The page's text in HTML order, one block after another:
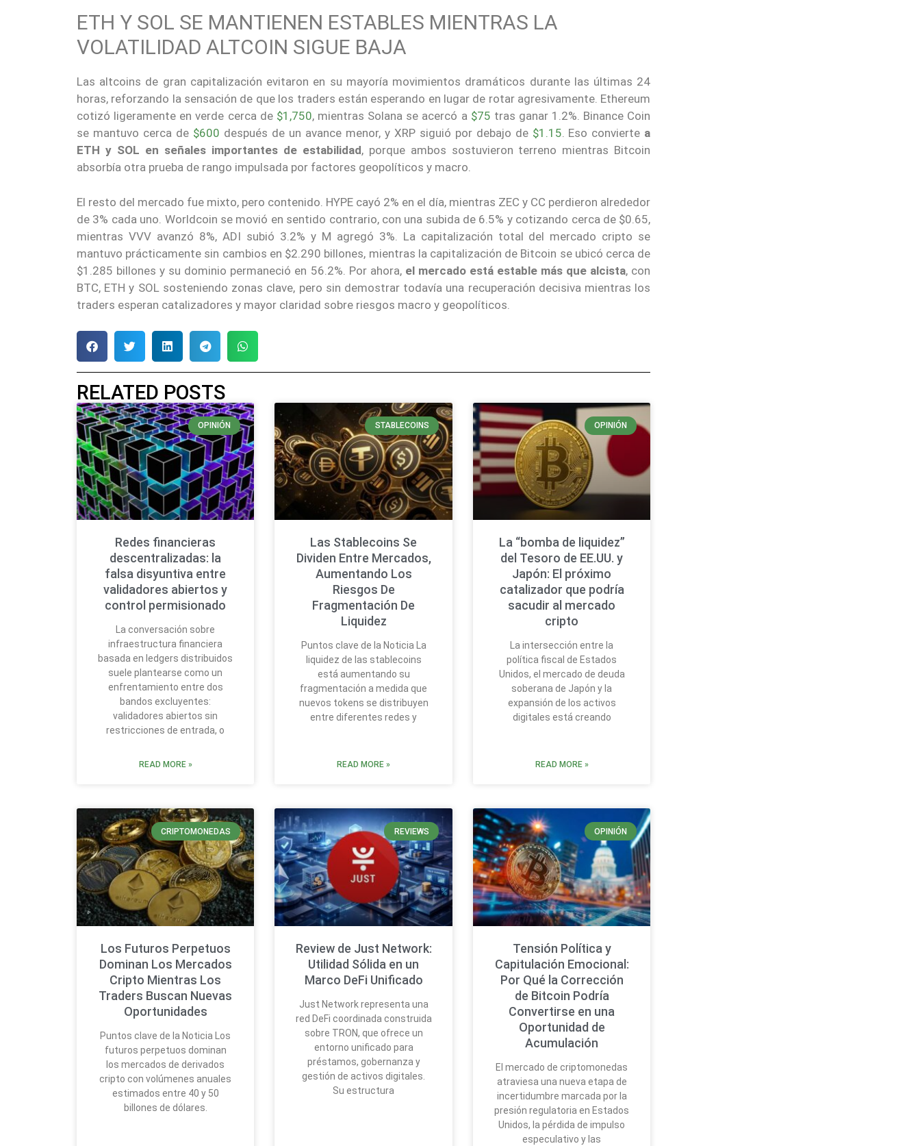
ETH Y SOL SE MANTIENEN ESTABLES MIENTRAS LA
VOLATILIDAD ALTCOIN SIGUE BAJA
Las altcoins de gran capitalización evitaron en su mayoría movimientos dramáticos durante las últimas 24
horas, reforzando la sensación de que los traders están esperando en lugar de rotar agresivamente. Ethereum
cotizó ligeramente en verde cerca de $1,750, mientras Solana se acercó a $75 tras ganar 1.2%. Binance Coin
se mantuvo cerca de $600 después de un avance menor, y XRP siguió por debajo de $1.15. Eso convierte a
ETH y SOL en señales importantes de estabilidad, porque ambos sostuvieron terreno mientras Bitcoin
absorbía otra prueba de rango impulsada por factores geopolíticos y macro.
El resto del mercado fue mixto, pero contenido. HYPE cayó 2% en el día, mientras ZEC y CC perdieron alrededor
de 3% cada uno. Worldcoin se movió en sentido contrario, con una subida de 6.5% y cotizando cerca de $0.65,
mientras VVV avanzó 8%, ADI subió 3.2% y M agregó 3%. La capitalización total del mercado cripto se
mantuvo prácticamente sin cambios en $2.290 billones, mientras la capitalización de Bitcoin se ubicó cerca de
$1.285 billones y su dominio permaneció en 56.2%. Por ahora, el mercado está estable más que alcista, con
BTC, ETH y SOL sosteniendo zonas clave, pero sin demostrar todavía una recuperación decisiva mientras los
traders esperan catalizadores y mayor claridad sobre riesgos macro y geopolíticos.
RELATED POSTS
OPINIÓN
Redes financieras
descentralizadas: la
falsa disyuntiva entre
validadores abiertos y
control permisionado
La conversación sobre
infraestructura financiera
basada en ledgers distribuidos
suele plantearse como un
enfrentamiento entre dos
bandos excluyentes:
validadores abiertos sin
restricciones de entrada, o
READ MORE »
STABLECOINS
Las Stablecoins Se
Dividen Entre Mercados,
Aumentando Los
Riesgos De
Fragmentación De
Liquidez
Puntos clave de la Noticia La
liquidez de las stablecoins
está aumentando su
fragmentación a medida que
nuevos tokens se distribuyen
entre diferentes redes y
READ MORE »
OPINIÓN
La “bomba de liquidez”
del Tesoro de EE.UU. y
Japón: El próximo
catalizador que podría
sacudir al mercado
cripto
La intersección entre la
política fiscal de Estados
Unidos, el mercado de deuda
soberana de Japón y la
expansión de los activos
digitales está creando
READ MORE »
CRIPTOMONEDAS
Los Futuros Perpetuos
Dominan Los Mercados
Cripto Mientras Los
Traders Buscan Nuevas
Oportunidades
Puntos clave de la Noticia Los
futuros perpetuos dominan
los mercados de derivados
cripto con volúmenes anuales
estimados entre 40 y 50
billones de dólares.
REVIEWS
Review de Just Network:
Utilidad Sólida en un
Marco DeFi Unificado
Just Network representa una
red DeFi coordinada construida
sobre TRON, que ofrece un
entorno unificado para
préstamos, gobernanza y
gestión de activos digitales.
Su estructura
OPINIÓN
Tensión Política y
Capitulación Emocional:
Por Qué la Corrección
de Bitcoin Podría
Convertirse en una
Oportunidad de
Acumulación
El mercado de criptomonedas
atraviesa una nueva etapa de
incertidumbre marcada por la
presión regulatoria en Estados
Unidos, la pérdida de impulso
especulativo y las